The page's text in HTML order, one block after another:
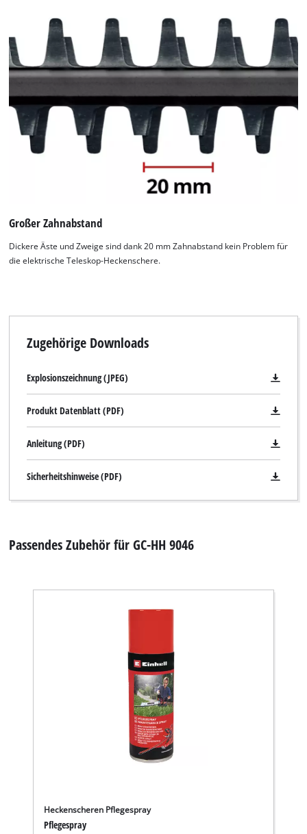
to trackers that are not disclosed to the
visitor. The website owner needs to setup
the site with their CMP to add this content
to the list of technologies used.
Powered byUsercentrics Consent
Management Platform
Großer Zahnabstand
Dickere Äste und Zweige sind dank 20 mm Zahnabstand kein Problem für
die elektrische Teleskop-Heckenschere.
Zugehörige Downloads
Explosionszeichnung (JPEG)
Produkt Datenblatt (PDF)
Anleitung (PDF)
Sicherheitshinweise (PDF)
Passendes Zubehör für GC-HH 9046
Heckenscheren Pflegespray
Pflegespray